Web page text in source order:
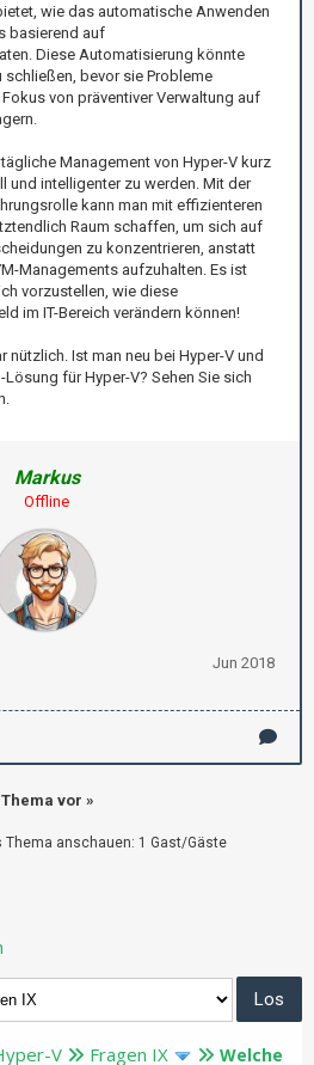
wie das automatische Anwenden
basierend auf
Diese Automatisierung könnte
schließen, bevor sie Probleme
von präventiver Verwaltung auf
Management von Hyper-V kurz
und intelligenter zu werden. Mit der
kann man mit effizienteren
Raum schaffen, um sich auf
zu konzentrieren, anstatt
Managements aufzuhalten. Es ist
vorzustellen, wie diese
im IT-Bereich verändern können!
nützlich. Ist man neu bei Hyper-V und
für Hyper-V? Sehen Sie sich
Markus
Offline
Jun 2018
Thema vor »
anschauen: 1 Gast/Gäste
V Fragen IX Welche